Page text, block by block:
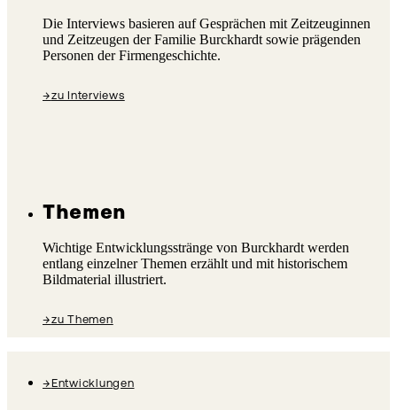
Die Interviews basieren auf Gesprächen mit Zeitzeuginnen
und Zeitzeugen der Familie Burckhardt sowie prägenden
Personen der Firmengeschichte.
→zu Interviews
Themen
Wichtige Entwicklungsstränge von Burckhardt werden
entlang einzelner Themen erzählt und mit historischem
Bildmaterial illustriert.
→zu Themen
→Entwicklungen